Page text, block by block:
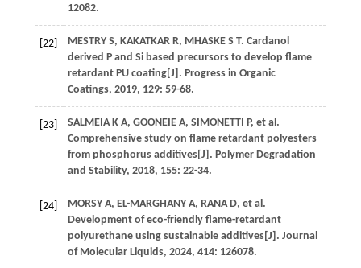
12082.
[22] MESTRY S, KAKATKAR R, MHASKE S T. Cardanol
derived P and Si based precursors to develop flame
retardant PU coating[J]. Progress in Organic
Coatings, 2019, 129: 59-68.
[23] SALMEIA K A, GOONEIE A, SIMONETTI P, et al.
Comprehensive study on flame retardant polyesters
from phosphorus additives[J]. Polymer Degradation
and Stability, 2018, 155: 22-34.
[24] MORSY A, EL-MARGHANY A, RANA D, et al.
Development of eco-friendly flame-retardant
polyurethane using sustainable additives[J]. Journal
of Molecular Liquids, 2024, 414: 126078.